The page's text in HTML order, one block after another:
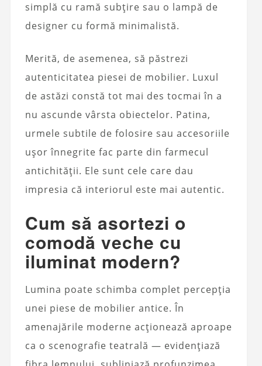
simplă cu ramă subțire sau o lampă de
designer cu formă minimalistă.
Merită, de asemenea, să păstrezi
autenticitatea piesei de mobilier. Luxul
de astăzi constă tot mai des tocmai în a
nu ascunde vârsta obiectelor. Patina,
urmele subtile de folosire sau accesoriile
ușor înnegrite fac parte din farmecul
antichității. Ele sunt cele care dau
impresia că interiorul este mai autentic.
Cum să asortezi o
comodă veche cu
iluminat modern?
Lumina poate schimba complet percepția
unei piese de mobilier antice. În
amenajările moderne acționează aproape
ca o scenografie teatrală — evidențiază